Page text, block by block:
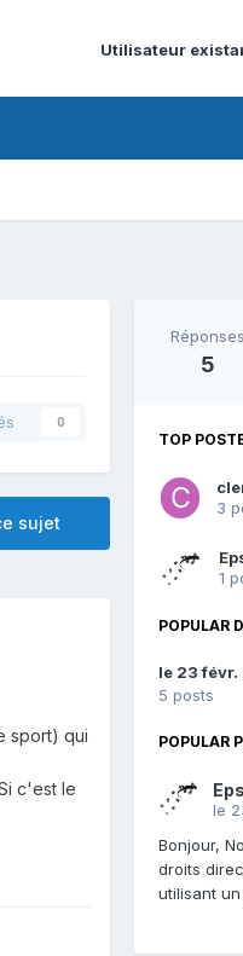
Utilisateur
0
sujet
sport) qui
c'est le
Réponses
5
TOP
3
1
POPULAR
le 23 févr.
5 posts
POPULAR
le
Bonjour,
droits
utilisant